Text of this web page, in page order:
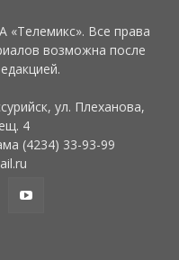
Все права
возможна после
ул. Плеханова,
4
(4234) 33-93-99